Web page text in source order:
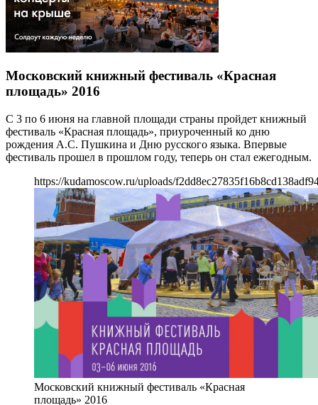
Московский книжный фестиваль «Красная
площадь» 2016
С 3 по 6 июня на главной площади страны пройдет книжный
фестиваль «Красная площадь», приуроченный ко дню
рождения А.С. Пушкина и Дню русского языка. Впервые
фестиваль прошел в прошлом году, теперь он стал ежегодным.
https://kudamoscow.ru/uploads/
Московский книжный фестиваль «Красная
площадь» 2016